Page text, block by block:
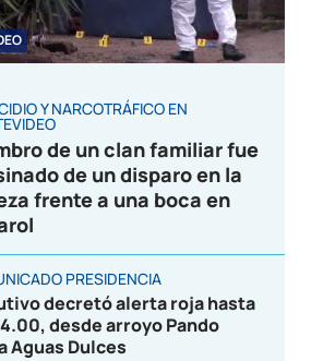
Y NARCOTRÁFICO EN
de un clan familiar fue
de un disparo en la
frente a una boca en
PRESIDENCIA
decretó alerta roja hasta
desde arroyo Pando
Aguas Dulces